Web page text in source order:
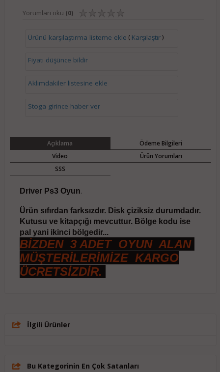
Yorumları oku (0)
Ürünü karşılaştırma listeme ekle ( Karşılaştır)
Fiyatı düşünce bildir
Aklımdakiler listesine ekle
Stoga girince haber ver
Açıklama
Ödeme Bilgileri
Video
Ürün Yorumları
SSS
Driver Ps3 Oyun.
Ürün sıfırdan farksızdır. Disk çiziksiz durumdadır.
Kutusu ve kitapçığı mevcuttur. Bölge kodu ise
pal yani ikinci bölgedir...
BİZDEN 3 ADET OYUN ALAN
MÜŞTERİLERİMİZE KARGO
ÜCRETSİZDİR.
İlgili Ürünler
Bu Kategorinin En Çok Satanları